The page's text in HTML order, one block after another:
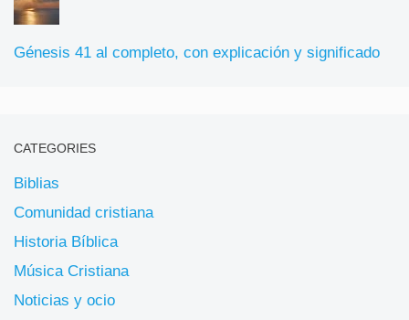
Génesis 41 al completo, con explicación y significado
CATEGORIES
Biblias
Comunidad cristiana
Historia Bíblica
Música Cristiana
Noticias y ocio